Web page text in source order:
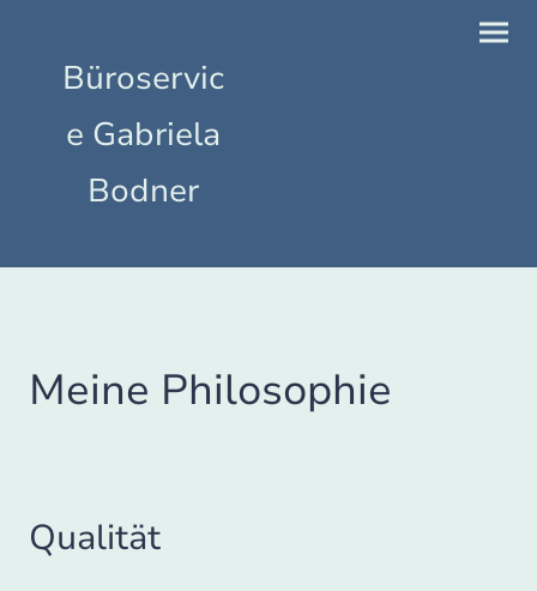
Büroservic
e Gabriela
Bodner
Meine Philosophie
Qualität